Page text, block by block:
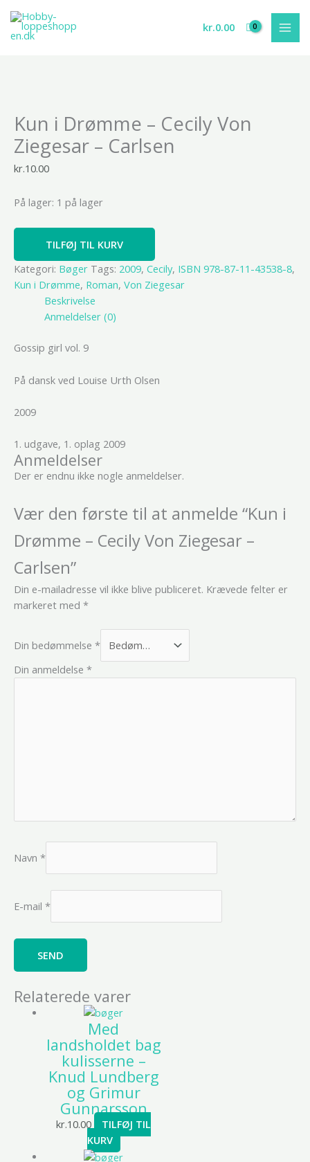
indholdet
kr.0.00
Kun i Drømme – Cecily Von
Ziegesar – Carlsen
kr.10.00
På lager: 1 på lager
Drømme
-
Cecily
Ziegesar
Carlsen
TILFØJ TIL KURV
Kategori: Bøger Tags: 2009, Cecily, ISBN 978-87-11-43538-8,
Kun i Drømme, Roman, Von Ziegesar
Beskrivelse
Anmeldelser (0)
Gossip girl vol. 9
På dansk ved Louise Urth Olsen
2009
1. udgave, 1. oplag 2009
Anmeldelser
Der er endnu ikke nogle anmeldelser.
Vær den første til at anmelde “Kun i
Drømme – Cecily Von Ziegesar –
Carlsen”
Din e-mailadresse vil ikke blive publiceret. Krævede felter er
markeret med *
Din bedømmelse *
Din anmeldelse *
Navn *
E-mail *
Relaterede varer
Med
landsholdet bag
kulisserne –
Knud Lundberg
og Grimur
Gunnarsson
kr.10.00
TILFØJ TIL
KURV